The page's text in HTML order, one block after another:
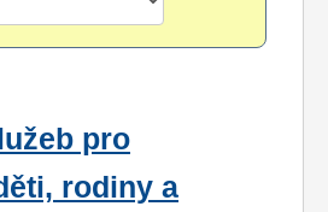
pro
rodiny a